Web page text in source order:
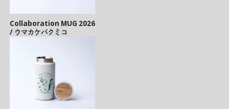
Collaboration MUG 2026
/ ウマカケバクミコ